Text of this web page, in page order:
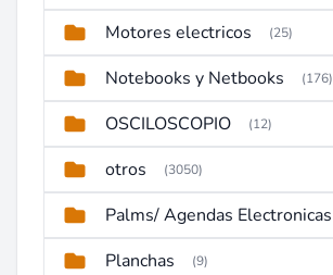
Motores electricos (25)
Notebooks y Netbooks (176)
OSCILOSCOPIO (12)
otros (3050)
Palms/ Agendas Electronicas
Planchas (9)